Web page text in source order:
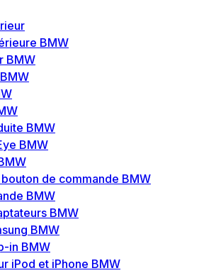
BMW
BMW
BMW
BMW
de commande BMW
BMW
BMW
BMW
in BMW
iPod et iPhone BMW